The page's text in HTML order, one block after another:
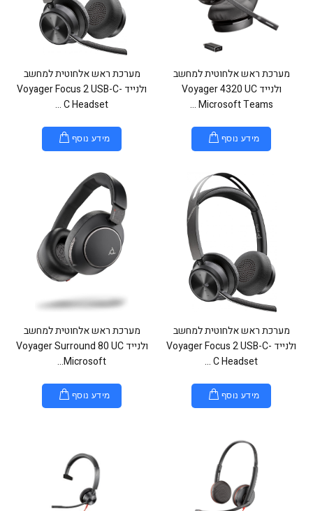
מערכת ראש אלחוטית למחשב
ולנייד Voyager 4320 UC
Microsoft Teams ...
מידע נוסף
מערכת ראש אלחוטית למחשב
ולנייד Voyager Focus 2 USB-C-
C Headset ...
מידע נוסף
מערכת ראש אלחוטית למחשב
ולנייד Voyager Focus 2 USB-C-
C Headset ...
מידע נוסף
מערכת ראש אלחוטית למחשב
ולנייד Voyager Surround 80 UC
Microsoft...
מידע נוסף